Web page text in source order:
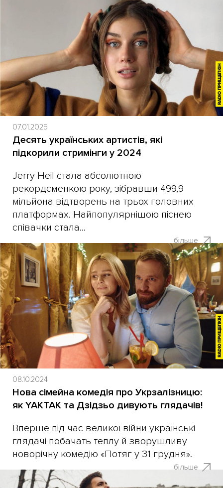
07.01.2025
Десять українських артистів, які
підкорили стримінги у 2024
Jerry Heil стала абсолютною
рекордсменкою року, зібравши 499,9
мільйона відтворень на трьох головних
платформах. Найпопулярнішою піснею
співачки стала...
більше
08.10.2024
Нова сімейна комедія про Укрзалізницю:
як YAKTAK та Дзідзьо дивують глядачів!
Вперше під час великої війни українські
глядачі побачать теплу й зворушливу
новорічну комедію «Потяг у 31 грудня».
більше